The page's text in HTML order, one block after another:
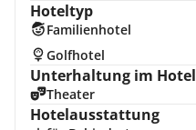
Hoteltyp
Familienhotel
Golfhotel
Unterhaltung im Hotel
Theater
Hotelausstattung